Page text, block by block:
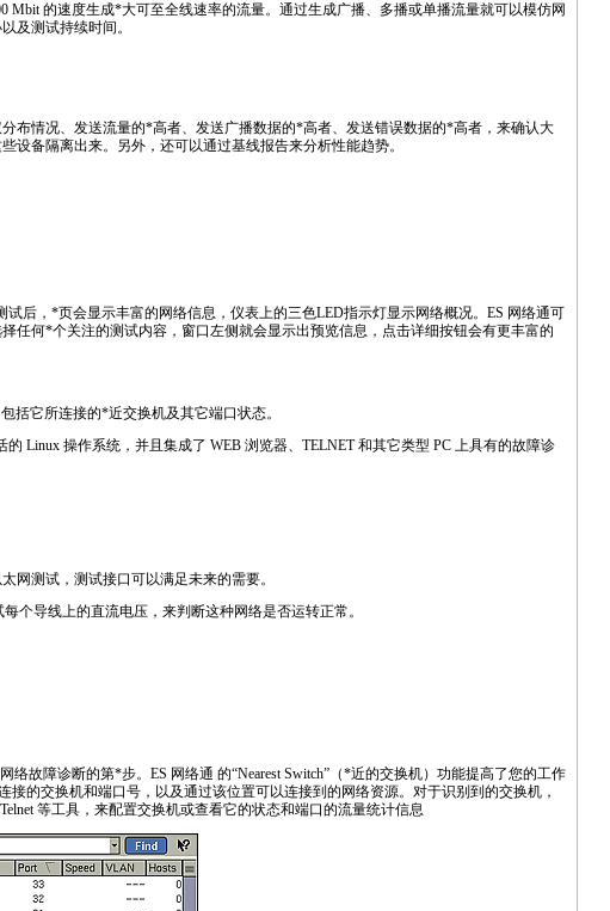
Mbit 的速度生成*大可至全线速率的流量。通过生成广播、多播或单播流量就可以模仿网
及测试持续时间。
布情况、发送流量的*高者、发送广播数据的*高者、发送错误数据的*高者，来确认大
设备隔离出来。另外，还可以通过基线报告来分析性能趋势。
试后， *页会显示丰富的网络信息，仪表上的三色LED指示灯显示网络概况。ES 网络通可
任何*个关注的测试内容，窗口左侧就会显示出预览信息，点击详细按钮会有更丰富的
括它所连接的*近交换机及其它端口状态。
Linux 操作系统，并且集成了 WEB 浏览器、TELNET 和其它类型 PC 上具有的故障诊
网测试，测试接口可以满足未来的需要。
个导线上的直流电压，来判断这种网络是否运转正常。
络故障诊断的第*步。ES 网络通 的“Nearest Switch”（*近的交换机）功能提高了您的工作
接的交换机和端口号，以及通过该位置可以连接到的网络资源。对于识别到的交换机，
等工具，来配置交换机或查看它的状态和端口的流量统计信息